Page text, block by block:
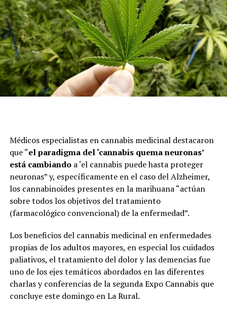
Médicos especialistas en cannabis medicinal destacaron
que “el paradigma del ‘cannabis quema neuronas’
está cambiandoa ‘el cannabis puede hasta proteger
neuronas” y, específicamente en el caso del Alzheimer,
los cannabinoides presentes en la marihuana “actúan
sobre todos los objetivos del tratamiento
(farmacológico convencional) de la enfermedad”.
Los beneficios del cannabis medicinal en enfermedades
propias de los adultos mayores, en especial los cuidados
paliativos, el tratamiento del dolor y las demencias fue
uno de los ejes temáticos abordados en las diferentes
charlas y conferencias de la segunda Expo Cannabis que
concluye este domingo en La Rural.